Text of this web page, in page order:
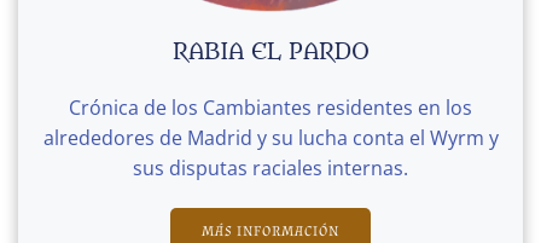
RABIA EL PARDO
Crónica de los Cambiantes residentes en los
alrededores de Madrid y su lucha conta el Wyrm y
sus disputas raciales internas.
MÁS INFORMACIÓN